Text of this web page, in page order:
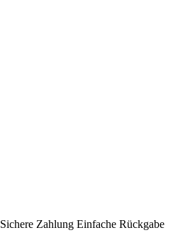
Sichere Zahlung Einfache Rückgabe